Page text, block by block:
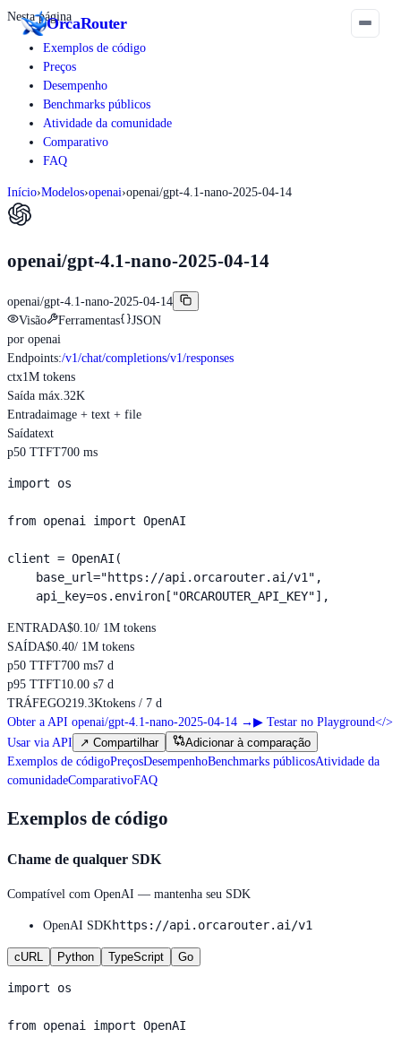
OrcaRouter
Nesta página
Exemplos de código
Preços
Desempenho
Benchmarks públicos
Atividade da comunidade
Comparativo
FAQ
Início›Modelos›openai›openai/gpt-4.1-nano-2025-04-14
openai/gpt-4.1-nano-2025-04-14
openai/gpt-4.1-nano-2025-04-14
Visão
Ferramentas
JSON
por openai
Endpoints:/v1/chat/completions/v1/responses
ctx1M tokens
Saída máx. 32K
Entradaimage + text + file
Saídatext
p50 TTFT700 ms
import os
from openai import OpenAI
client = OpenAI(
    base_url="https://api.orcarouter.ai/v1",
    api_key=os.environ["ORCAROUTER_API_KEY"],
ENTRADA$0.10/ 1M tokens
SAÍDA$0.40/ 1M tokens
p50 TTFT700 ms7 d
p95 TTFT10.00 s7 d
TRÁFEGO219.3Ktokens / 7 d
Obter a API openai/gpt-4.1-nano-2025-04-14 → ▶ Testar no Playground</>
Usar via API
↗ Compartilhar
Adicionar à comparação
Exemplos de códigoPreçosDesempenhoBenchmarks públicosAtividade da
comunidadeComparativoFAQ
Exemplos de código
Chame de qualquer SDK
Compatível com OpenAI — mantenha seu SDK
OpenAI SDKhttps://api.orcarouter.ai/v1
cURL Python TypeScript Go
import os
from openai import OpenAI